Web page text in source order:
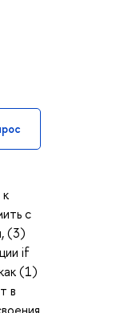
с
(3)
if
(1)
в